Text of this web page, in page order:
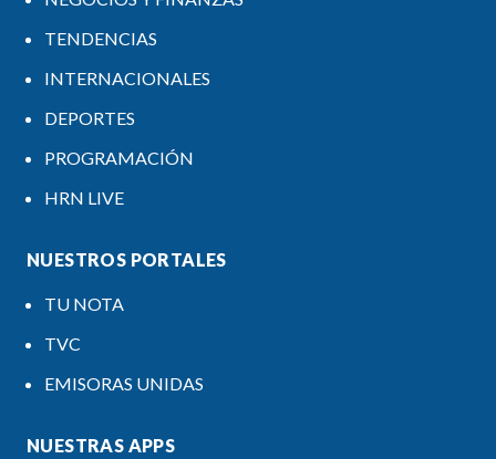
TENDENCIAS
INTERNACIONALES
DEPORTES
PROGRAMACIÓN
HRN LIVE
NUESTROS PORTALES
TU NOTA
TVC
EMISORAS UNIDAS
NUESTRAS APPS